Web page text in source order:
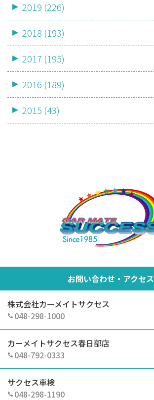
2019 (226)
2018 (193)
2017 (195)
2016 (189)
2015 (43)
お問い合わせ・アクセス
株式会社カーメイトサクセス
048-298-1000
カーメイトサクセス春日部店
048-792-0333
サクセス車検
048-298-1190